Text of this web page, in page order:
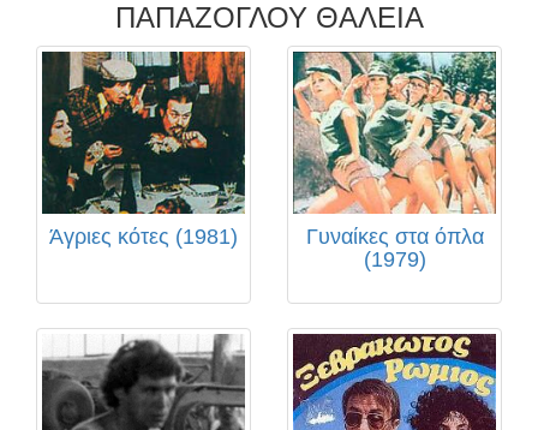
ΠΑΠΑΖΟΓΛΟΥ ΘΑΛΕΙΑ
Άγριες κότες (1981)
Γυναίκες στα όπλα
(1979)